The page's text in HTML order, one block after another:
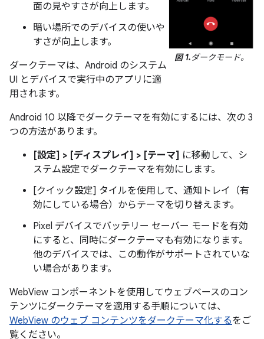
図 1.ダークモード。
面の見やすさが向上します。
暗い場所でのデバイスの使いや
すさが向上します。
ダークテーマは、Android のシステム
UI とデバイスで実行中のアプリに適
用されます。
Android 10 以降でダークテーマを有効にするには、次の 3
つの方法があります。
[設定] > [ディスプレイ] > [テーマ] に移動して、シ
ステム設定でダークテーマを有効にします。
[クイック設定] タイルを使用して、通知トレイ（有
効にしている場合）からテーマを切り替えます。
Pixel デバイスでバッテリー セーバー モードを有効
にすると、同時にダークテーマも有効になります。
他のデバイスでは、この動作がサポートされていな
い場合があります。
WebView コンポーネントを使用してウェブベースのコン
テンツにダークテーマを適用する手順については、
WebView のウェブ コンテンツをダークテーマ化するをご
覧ください。